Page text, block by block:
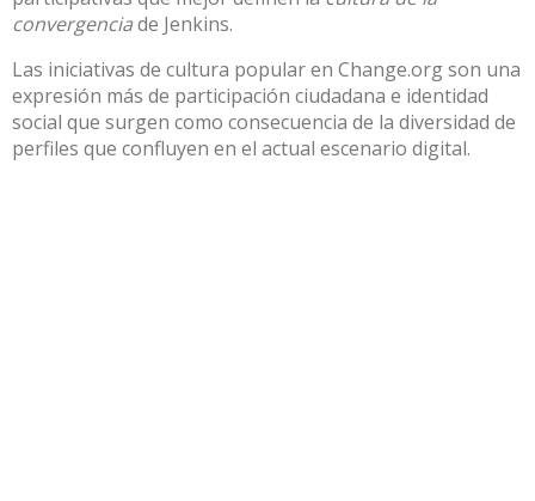
convergenciade Jenkins.
Las iniciativas de cultura popular en Change.org son una
expresión más de participación ciudadana e identidad
social que surgen como consecuencia de la diversidad de
perfiles que confluyen en el actual escenario digital.